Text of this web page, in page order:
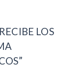
LOS